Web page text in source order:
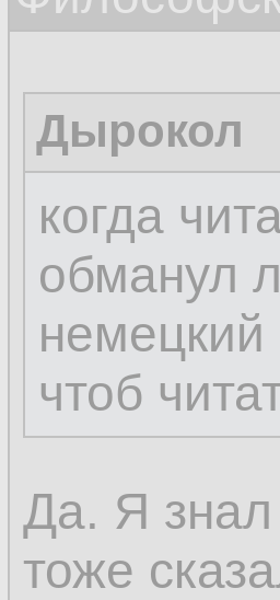
Дырокол
когда
обманул
немецкий
чтоб
Да. Я знал
тоже